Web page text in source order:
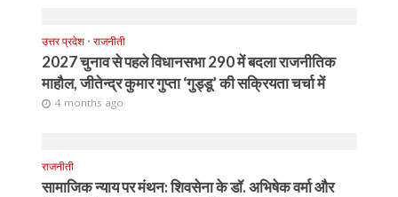
उत्तर प्रदेश • राजनीती
2027 चुनाव से पहले विधानसभा 290 में बदला राजनीतिक
माहौल, जीतेन्द्र कुमार गुप्ता ‘गुड्डू’ की सक्रियता चर्चा में
4 months ago
राजनीती
सामाजिक न्याय पर मंथन: शिवसेना के डॉ. अभिषेक वर्मा और